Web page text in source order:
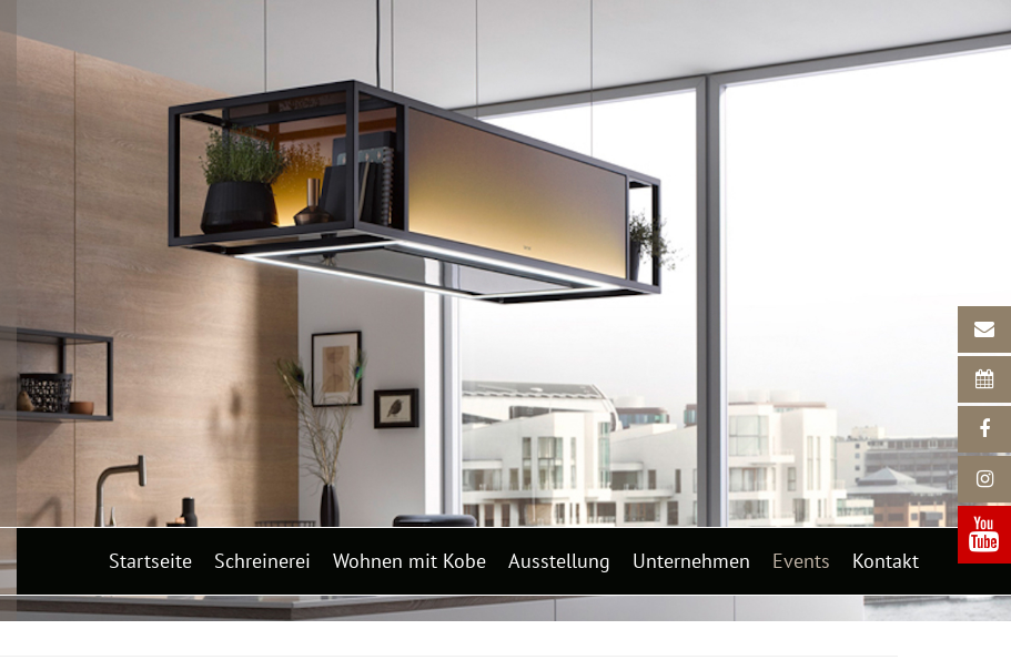
Startseite Schreinerei Wohnen mit Kobe Ausstellung Unternehmen Events Kontakt